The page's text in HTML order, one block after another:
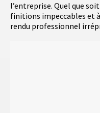
l’entreprise. Quel que
finitions impeccables et
rendu professionnel